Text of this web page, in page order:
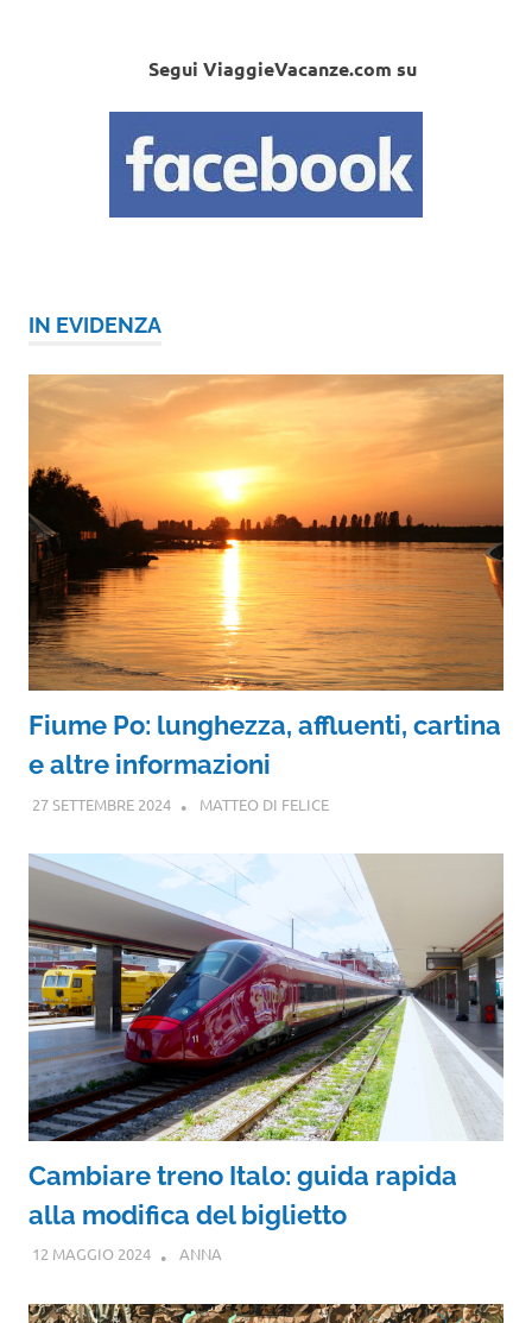
Segui ViaggieVacanze.com su
IN EVIDENZA
Fiume Po: lunghezza, affluenti, cartina
e altre informazioni
27 SETTEMBRE 2024 MATTEO DI FELICE
Cambiare treno Italo: guida rapida
alla modifica del biglietto
12 MAGGIO 2024 ANNA